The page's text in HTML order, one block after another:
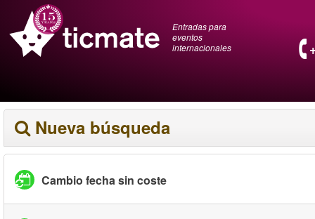
Entradas para
eventos
internacionales
Nueva búsqueda
Cambio fecha sin coste